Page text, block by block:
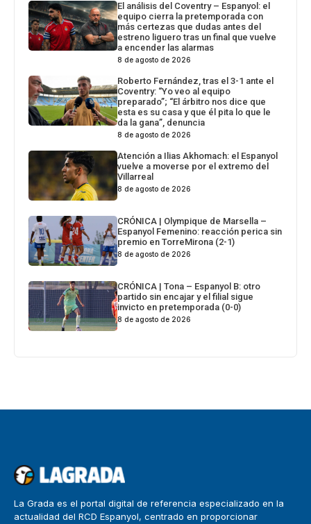
El análisis del Coventry – Espanyol: el
equipo cierra la pretemporada con
más certezas que dudas antes del
estreno liguero tras un final que vuelve
a encender las alarmas
8 de agosto de 2026
Roberto Fernández, tras el 3-1 ante el
Coventry: “Yo veo al equipo
preparado”; “El árbitro nos dice que
esta es su casa y que él pita lo que le
da la gana”, denuncia
8 de agosto de 2026
Atención a Ilias Akhomach: el Espanyol
vuelve a moverse por el extremo del
Villarreal
8 de agosto de 2026
CRÓNICA | Olympique de Marsella –
Espanyol Femenino: reacción perica sin
premio en TorreMirona (2-1)
8 de agosto de 2026
CRÓNICA | Tona – Espanyol B: otro
partido sin encajar y el filial sigue
invicto en pretemporada (0-0)
8 de agosto de 2026
La Grada es el portal digital de referencia especializado en la
actualidad del RCD Espanyol, centrado en proporcionar